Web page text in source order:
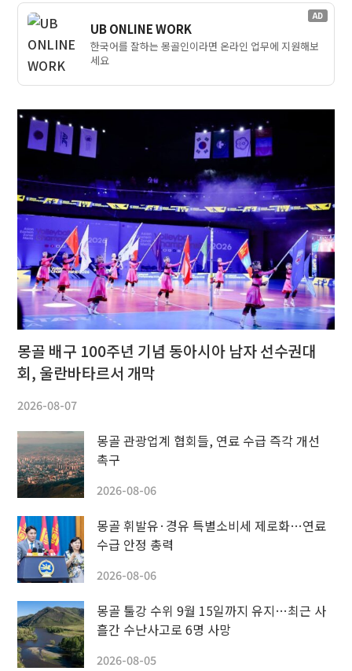
AD
UB ONLINE WORK
한국어를 잘하는 몽골인이라면 온라인 업무에 지원해보
세요
몽골 배구 100주년 기념 동아시아 남자 선수권대
회, 울란바타르서 개막
2026-08-07
몽골 관광업계 협회들, 연료 수급 즉각 개선
촉구
2026-08-06
몽골 휘발유·경유 특별소비세 제로화…연료
수급 안정 총력
2026-08-06
몽골 툴강 수위 9월 15일까지 유지…최근 사
흘간 수난사고로 6명 사망
2026-08-05